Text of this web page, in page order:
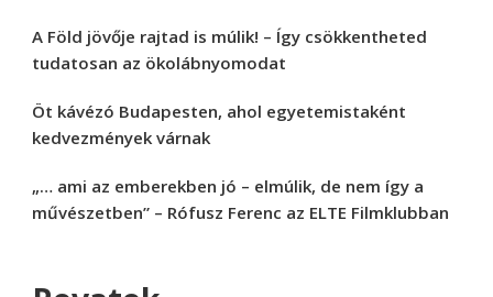
A Föld jövője rajtad is múlik! – Így csökkentheted
tudatosan az ökolábnyomodat
Öt kávézó Budapesten, ahol egyetemistaként
kedvezmények várnak
„… ami az emberekben jó – elmúlik, de nem így a
művészetben” – Rófusz Ferenc az ELTE Filmklubban